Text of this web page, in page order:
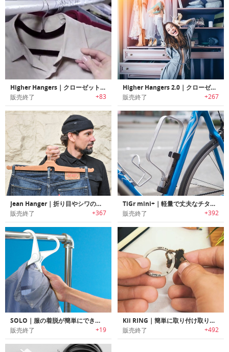
Higher Hangers｜クローゼットの空間を最大化するハンガー「ハイヤーハンガー」
販売終了 +83
Higher Hangers 2.0｜クローゼットの空間を最大化するハンガー「ハイヤーハンガー2.0」
販売終了 +267
Jean Hanger｜折り目やシワの出来ないジーンズ用ハンガー「ジーンハンガー」
販売終了 +367
TiGr mini+｜軽量で丈夫なチタン製自転車用ロッキングシステム「タイガーミニプラス」
販売終了 +392
SOLO｜服の着脱が簡単にできるハンガー 四個セット
販売終了 +19
Kii RING｜簡単に取り付け取り外し可能なキーリング「キイリング」
販売終了 +492